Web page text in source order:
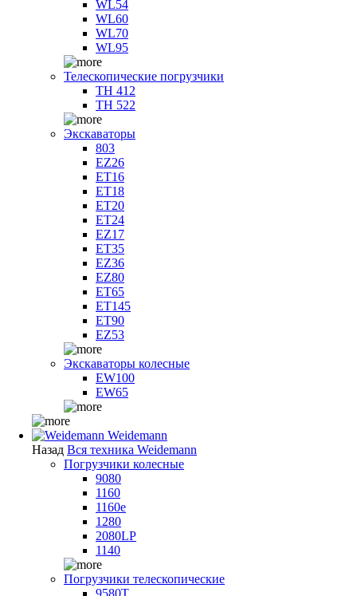
WL54
WL60
WL70
WL95
Телескопические погрузчики
TH 412
TH 522
Экскаваторы
803
EZ26
ET16
ET18
ET20
ET24
EZ17
ET35
EZ36
EZ80
ET65
ET145
ET90
EZ53
Экскаваторы колесные
EW100
EW65
Weidemann
Назад Вся техника Weidemann
Погрузчики колесные
9080
1160
1160e
1280
2080LP
1140
Погрузчики телескопические
9580T